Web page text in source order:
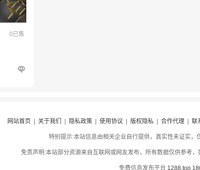
0已售
网站首页 关于我们 隐私政策| 使用协议 版权隐私| 合作代理| 联
特别提示:本站信息由相关企业自行提供，真实性未证实
免责声明:本站部分资源来自互联网或网友发布，所有数据仅供参考
免费信息发布平台 1288.top